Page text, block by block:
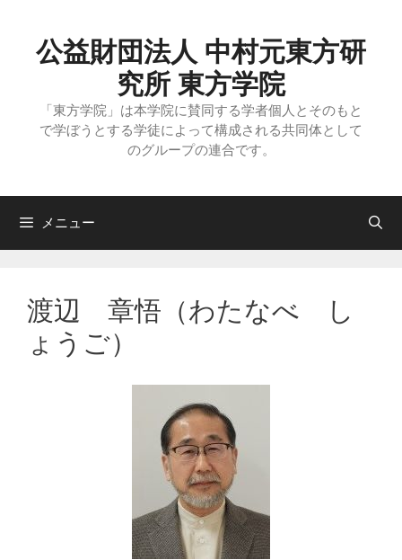
公益財団法人 中村元東方研
究所 東方学院
「東方学院」は本学院に賛同する学者個人とそのもと
で学ぼうとする学徒によって構成される共同体として
のグループの連合です。
メニュー
渡辺 章悟（わたなべ し
ょうご）